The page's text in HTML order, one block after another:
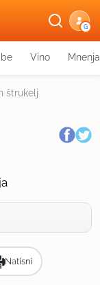
G
Vino Mnenja
štrukelj
Natisni